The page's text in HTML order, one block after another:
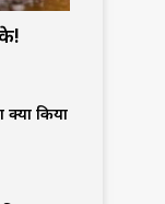
क्यों किया